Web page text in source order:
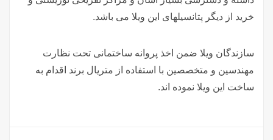
خرید از دیگر پتانسیلهای این ویلا می باشد.
سازندگان ویلا ضمن اخذ پروانه ساختمانی تحت نظارت
مهندسین و متخصصین با استفاده از متریال برند اقدام به
ساخت این ویلا نموده اند.